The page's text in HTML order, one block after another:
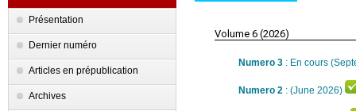
Présentation
Dernier numéro
Articles en prépublication
Archives
Volume 6 (2026)
Numero 3 : En cours
Numero 2 : (June 2026)